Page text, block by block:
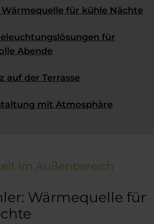
Wärmequelle für kühle Nächte
für
Abende
auf der Terrasse
mit Atmosphäre
im Außenbereich
Wärmequelle für